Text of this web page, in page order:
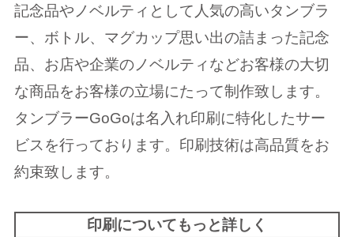
記念品やノベルティとして人気の高いタンブラ
ー、ボトル、マグカップ思い出の詰まった記念
品、お店や企業のノベルティなどお客様の大切
な商品をお客様の立場にたって制作致します。
タンブラーGoGoは名入れ印刷に特化したサー
ビスを行っております。印刷技術は高品質をお
約束致します。
印刷についてもっと詳しく